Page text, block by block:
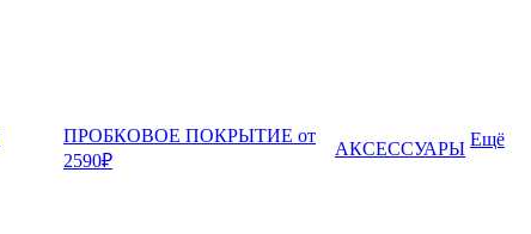
ПРОБКОВОЕ ПОКРЫТИЕ от
2590₽
АКСЕССУАРЫ Ещё